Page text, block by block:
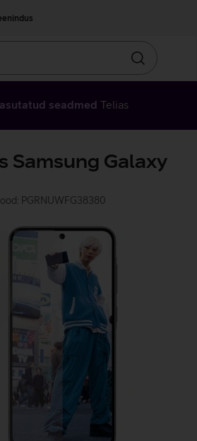
Otsin
seadmed Telias
Samsung Galaxy
PGRNUWFG38380